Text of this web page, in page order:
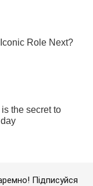
Підписуйся